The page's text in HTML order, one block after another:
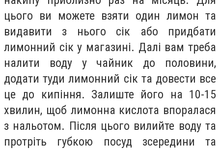
цього ви можете взяти один лимон та
видавити з нього сік або придбати
лимонний сік у магазині. Далі вам треба
налити воду у чайник до половини,
додати туди лимонний сік та довести все
це до кипіння. Залиште його на 10-15
хвилин, щоб лимонна кислота впоралася
з нальотом. Після цього вилийте воду та
протріть губкою посуд зсередини та